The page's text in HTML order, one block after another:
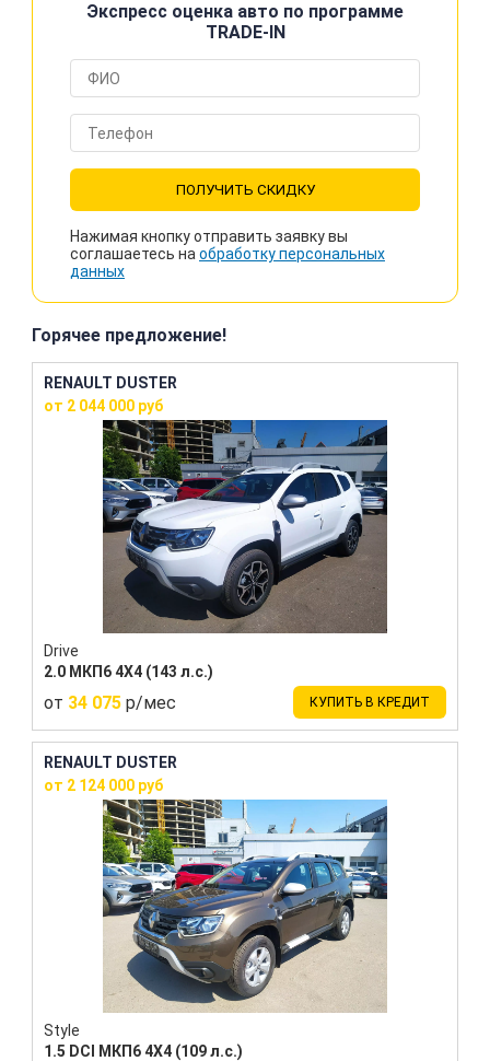
Экспресс оценка авто по программе
TRADE-IN
ПОЛУЧИТЬ СКИДКУ
Нажимая кнопку отправить заявку вы
соглашаетесь на обработку персональных
данных
Горячее предложение!
RENAULT DUSTER
от 2 044 000 руб
Drive
2.0 МКП6 4Х4 (143 л.с.)
от 34 075 р/мес КУПИТЬ В КРЕДИТ
RENAULT DUSTER
от 2 124 000 руб
Style
1.5 DCI МКП6 4Х4 (109 л.с.)